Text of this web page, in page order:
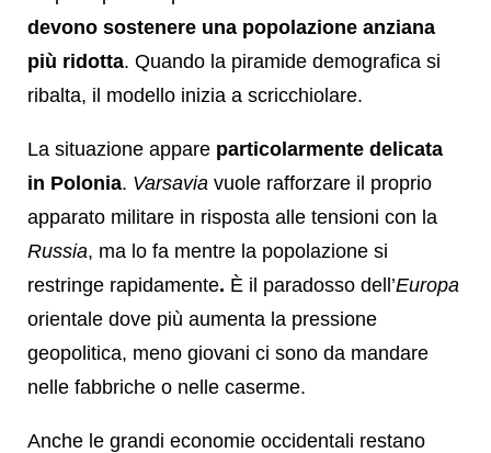
devono sostenere una popolazione anziana
più ridotta. Quando la piramide demografica si
ribalta, il modello inizia a scricchiolare.
La situazione appare particolarmente delicata
in Polonia. Varsavia vuole rafforzare il proprio
apparato militare in risposta alle tensioni con la
Russia, ma lo fa mentre la popolazione si
restringe rapidamente. È il paradosso dell’Europa
orientale dove più aumenta la pressione
geopolitica, meno giovani ci sono da mandare
nelle fabbriche o nelle caserme.
Anche le grandi economie occidentali restano